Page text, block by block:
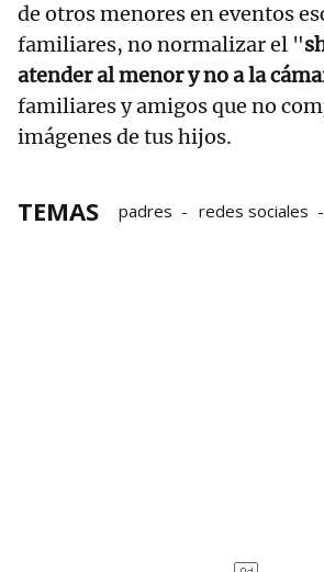
de otros menores en eventos
familiares, no normalizar el "
atender al menor y no a la
familiares y amigos que no
imágenes de tus hijos.
TEMAS padres redes sociales